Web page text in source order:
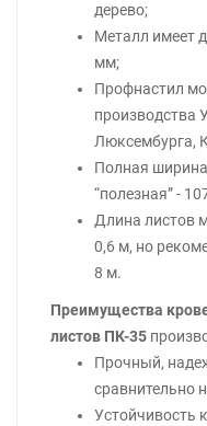
дерево;
Металл имеет
мм;
Профнастил
производства
Люксембурга,
Полная
“полезная” -
Длина листов
0,6 м, но
8 м.
Преимущества
листов ПК-35
Прочный,
сравнительно
Устойчивость